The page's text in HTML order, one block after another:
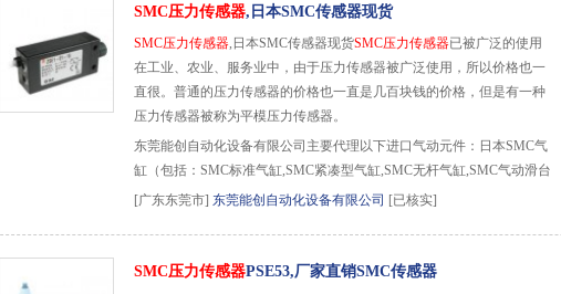
SMC压力传感器,日本SMC传感器现货
SMC压力传感器,日本SMC传感器现货SMC压力传感器已被广泛的使用
在工业、农业、服务业中，由于压力传感器被广泛使用，所以价格也一
直很。普通的压力传感器的价格也一直是几百块钱的价格，但是有一种
压力传感器被称为平模压力传感器。
东莞能创自动化设备有限公司主要代理以下进口气动元件：日本SMC气
缸（包括：SMC标准气缸,SMC紧凑型气缸,SMC无杆气缸,SMC气动滑台
[广东东莞市] 东莞能创自动化设备有限公司 [已核实]
SMC压力传感器PSE53,厂家直销SMC传感器